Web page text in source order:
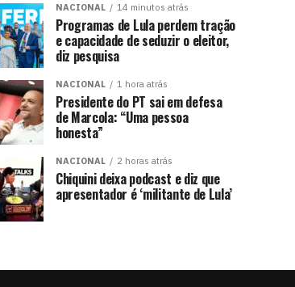
NACIONAL 14 minutos atrás
Programas de Lula perdem tração
e capacidade de seduzir o eleitor,
diz pesquisa
NACIONAL 1 hora atrás
Presidente do PT sai em defesa
de Marcola: “Uma pessoa
honesta”
NACIONAL 2 horas atrás
Chiquini deixa podcast e diz que
apresentador é ‘militante de Lula’